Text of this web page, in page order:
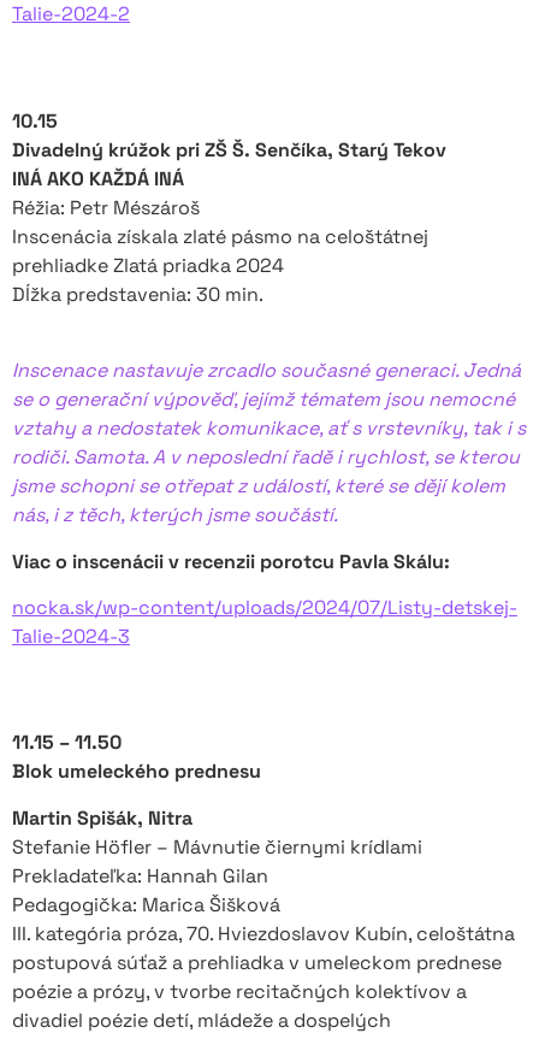
Talie-2024-2
10.15
Divadelný krúžok pri ZŠ Š. Senčíka, Starý Tekov
INÁ AKO KAŽDÁ INÁ
Réžia: Petr Mészároš
Inscenácia získala zlaté pásmo na celoštátnej
prehliadke Zlatá priadka 2024
Dĺžka predstavenia: 30 min.
Inscenace nastavuje zrcadlo současné generaci. Jedná
se o generační výpověď, jejímž tématem jsou nemocné
vztahy a nedostatek komunikace, ať s vrstevníky, tak i s
rodiči. Samota. A v neposlední řadě i rychlost, se kterou
jsme schopni se otřepat z událostí, které se dějí kolem
nás, i z těch, kterých jsme součástí.
Viac o inscenácii v recenzii porotcu Pavla Skálu:
nocka.sk/wp-content/uploads/2024/07/Listy-detskej-
Talie-2024-3
11.15 – 11.50
Blok umeleckého prednesu
Martin Spišák, Nitra
Stefanie Höfler – Mávnutie čiernymi krídlami
Prekladateľka: Hannah Gilan
Pedagogička: Marica Šišková
III. kategória próza, 70. Hviezdoslavov Kubín, celoštátna
postupová súťaž a prehliadka v umeleckom prednese
poézie a prózy, v tvorbe recitačných kolektívov a
divadiel poézie detí, mládeže a dospelých